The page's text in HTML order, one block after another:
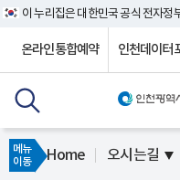
이 누리집은 대한민국 공식 전자정
온라인통합예약 인천데이터
메뉴
이동
Home 오시는길